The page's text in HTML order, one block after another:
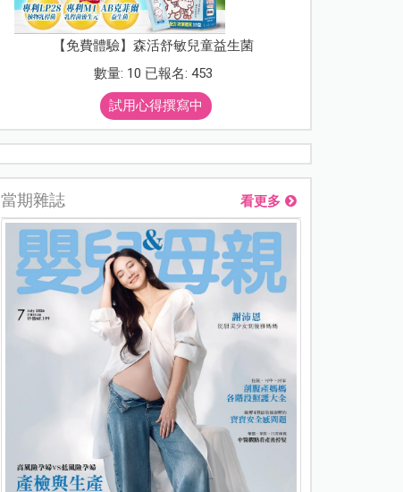
【免費體驗】森活舒敏兒童益生菌
數量: 10 已報名: 453
試用心得撰寫中
當期雜誌 看更多